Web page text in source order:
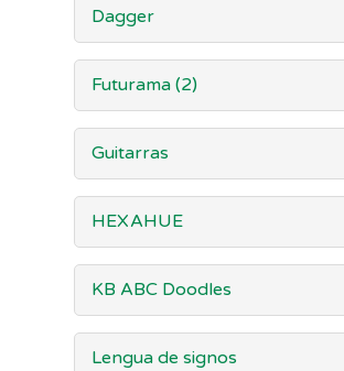
Dagger
Futurama (2)
Guitarras
HEXAHUE
KB ABC Doodles
Lengua de signos